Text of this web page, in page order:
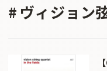
ヴィジョン